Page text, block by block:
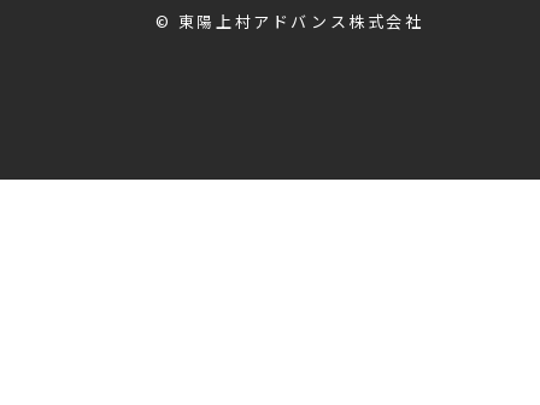
© 東陽上村アドバンス株式会社